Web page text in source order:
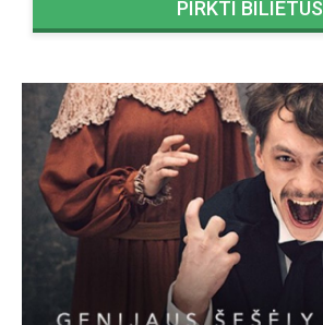
PIRKTI BILIETUS